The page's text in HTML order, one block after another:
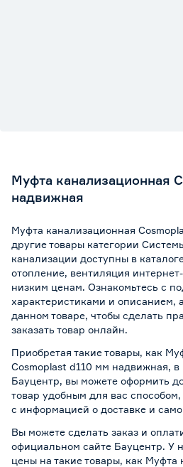
Муфта канализационная
надвижная
Муфта канализационная
другие товары категории
канализации доступны в
отопление, вентиляция
низким ценам. Ознакомьтесь с
характеристиками и описанием,
данном товаре, чтобы сделать
заказать товар онлайн.
Приобретая такие товары, как
Cosmoplast d110 мм надвижная, в
Бауцентр, вы можете оформить
товар удобным для вас способом,
с информацией о доставке и
Вы можете сделать заказ и
официальном сайте Бауцентр. У
цены на такие товары, как Муфта